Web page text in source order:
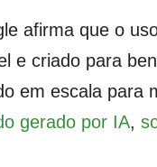
afirma que o
e criado para
em escala para
gerado por IA,